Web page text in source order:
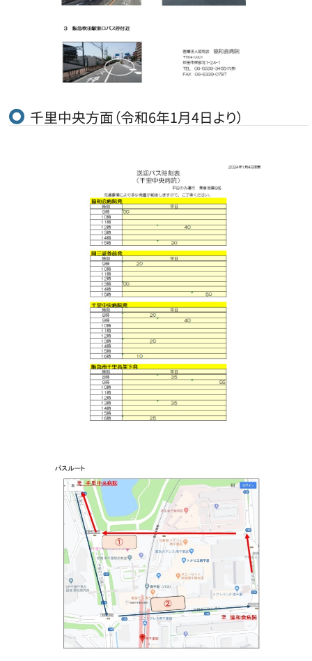
千里中央方面（令和6年1月4日より）